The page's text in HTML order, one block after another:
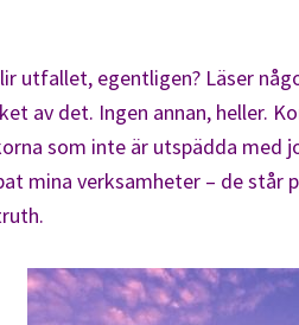
utfallet, egentligen? Läser
av det. Ingen annan, heller.
som inte är utspädda
mina verksamheter – de står